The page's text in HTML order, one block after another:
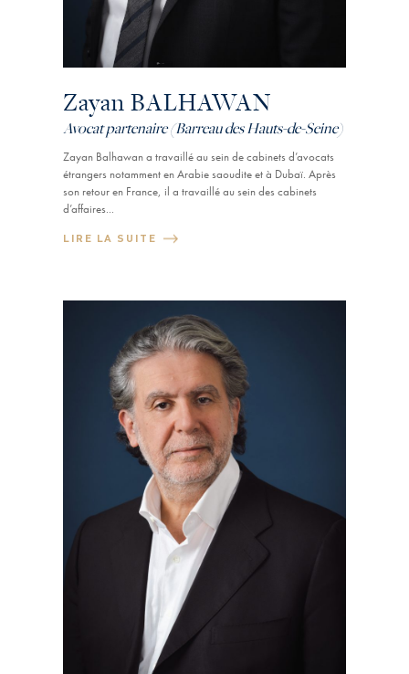
Zayan BALHAWAN
Avocat partenaire (Barreau des Hauts-de-Seine)
Zayan Balhawan a travaillé au sein de cabinets d’avocats
étrangers notamment en Arabie saoudite et à Dubaï. Après
son retour en France, il a travaillé au sein des cabinets
d’affaires...
LIRE LA SUITE